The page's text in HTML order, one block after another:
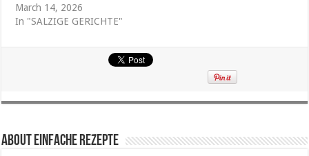
March 14, 2026
In "SALZIGE GERICHTE"
About Einfache Rezepte